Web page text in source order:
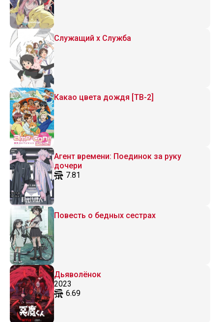
Служащий x Служба
Какао цвета дождя [ТВ-2]
Агент времени: Поединок за руку
дочери
7.81
Повесть о бедных сестрах
Дьяволёнок
2023
6.69